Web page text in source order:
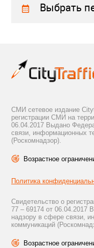
Выбрать
СМИ сетевое издание
регистрации СМИ на
06.04.2017 Выдано
связи, информационных
(Роскомнадзор).
Возрастное
Политика
Свидетельство о
77 – 69174 от 06.04.2017
надзору в сфере связи,
коммуникаций
Возрастное